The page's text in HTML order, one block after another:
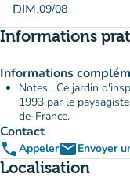
DIM.09/08
Informations
Informations
Notes : Ce jardin
1993 par le
de-France.
Contact
phoneAppeleremailEnvoyer
Localisation